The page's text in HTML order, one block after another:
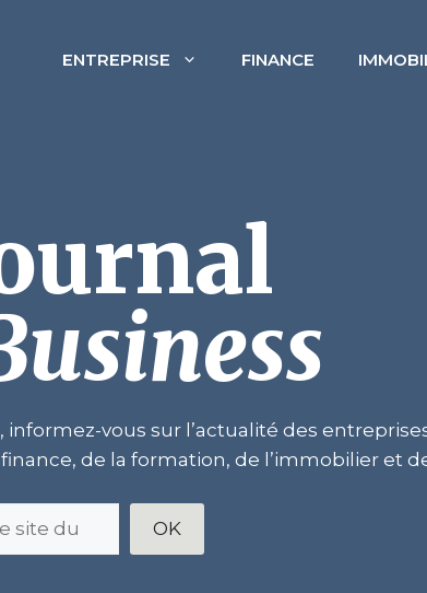
ENTREPRISE FINANCE
informez-vous sur l’actualité des
de la formation, de l’immobilier et
OK